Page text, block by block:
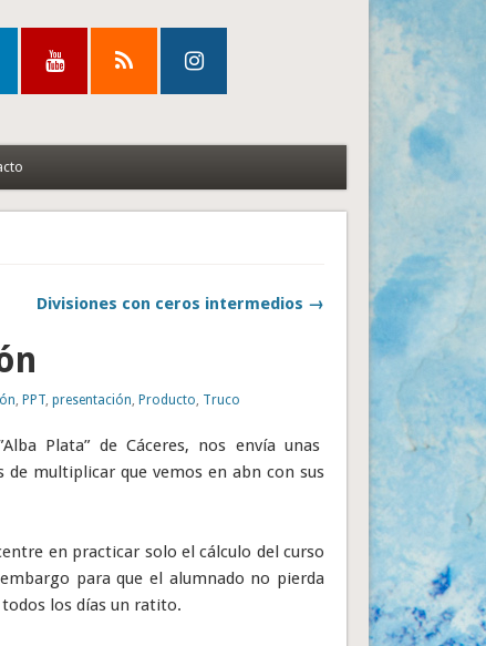
Divisiones con ceros intermedios →
,PPT,presentación,Producto, Truco
Plata” de Cáceres, nos envía unas
multiplicar que vemos en abn con sus
en practicar solo el cálculo del curso
para que el alumnado no pierda
los días un ratito.